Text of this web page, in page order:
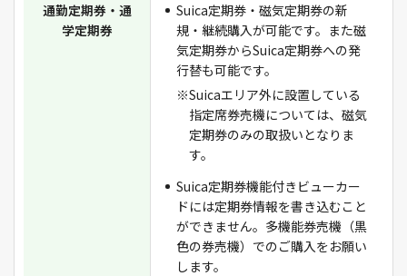
通勤定期券・通
学定期券
Suica定期券・磁気定期券の新
規・継続購入が可能です。また磁
気定期券からSuica定期券への発
行替も可能です。
※Suicaエリア外に設置している
指定席券売機については、磁気
定期券のみの取扱いとなりま
す。
Suica定期券機能付きビューカー
ドには定期券情報を書き込むこと
ができません。多機能券売機（黒
色の券売機）でのご購入をお願い
します。